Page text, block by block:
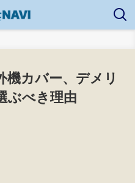
機カバー、デメリ
ぶべき理由